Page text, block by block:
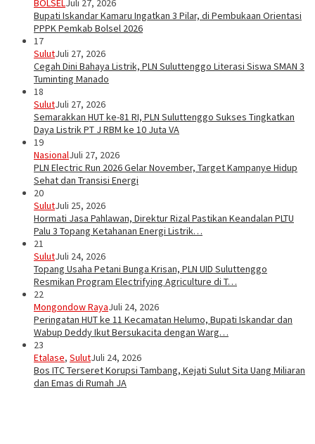
BOLSELJuli 27, 2026
Bupati Iskandar Kamaru Ingatkan 3 Pilar, di Pembukaan Orientasi
PPPK Pemkab Bolsel 2026
17
SulutJuli 27, 2026
Cegah Dini Bahaya Listrik, PLN Suluttenggo Literasi Siswa SMAN 3
Tuminting Manado
18
SulutJuli 27, 2026
Semarakkan HUT ke-81 RI, PLN Suluttenggo Sukses Tingkatkan
Daya Listrik PT J RBM ke 10 Juta VA
19
NasionalJuli 27, 2026
PLN Electric Run 2026 Gelar November, Target Kampanye Hidup
Sehat dan Transisi Energi
20
SulutJuli 25, 2026
Hormati Jasa Pahlawan, Direktur Rizal Pastikan Keandalan PLTU
Palu 3 Topang Ketahanan Energi Listrik…
21
SulutJuli 24, 2026
Topang Usaha Petani Bunga Krisan, PLN UID Suluttenggo
Resmikan Program Electrifying Agriculture di T…
22
Mongondow RayaJuli 24, 2026
Peringatan HUT ke 11 Kecamatan Helumo, Bupati Iskandar dan
Wabup Deddy Ikut Bersukacita dengan Warg…
23
Etalase, SulutJuli 24, 2026
Bos ITC Terseret Korupsi Tambang, Kejati Sulut Sita Uang Miliaran
dan Emas di Rumah JA